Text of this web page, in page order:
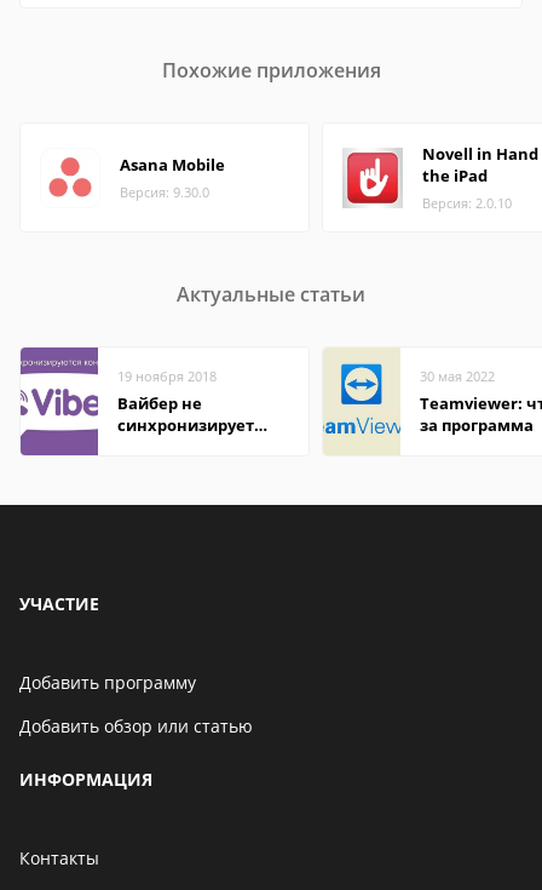
Похожие приложения
Asana Mobile
Версия: 9.30.0
Novell in
the iPad
Версия: 2.0.10
Актуальные статьи
19 ноября 2018
Вайбер не
синхронизирует
30 мая 2022
Teamviewer:
за программа
УЧАСТИЕ
Добавить программу
Добавить обзор или статью
ИНФОРМАЦИЯ
Контакты